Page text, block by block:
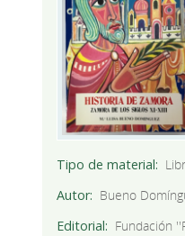
Tipo de material
Autor
Bueno
Editorial
Fundación